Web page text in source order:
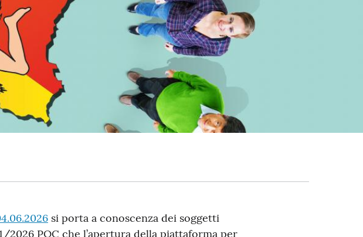
si porta a conoscenza dei soggetti
2026 POC che l’apertura della piattaforma per